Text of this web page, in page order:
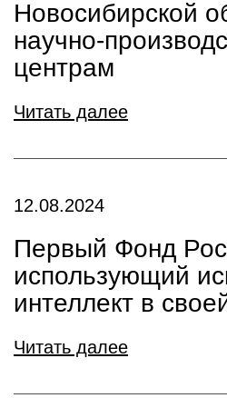
Новосибирской
научно-
центрам
Читать далее
12.08.2024
Первый Фонд
использующий
интеллект в
Читать далее